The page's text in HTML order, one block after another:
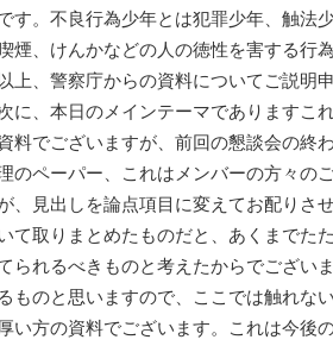
す。不良行為少年とは犯罪少年、触法
煙、けんかなどの人の徳性を害する行
上、警察庁からの資料についてご説明申
に、本日のメインテーマでありますこ
料でございますが、前回の懇談会の終
のペーパー、これはメンバーの方々の
、見出しを論点項目に変えてお配りさ
て取りまとめたものだと、あくまでた
られるべきものと考えたからでござい
ものと思いますので、ここでは触れな
い方の資料でございます。これは今後